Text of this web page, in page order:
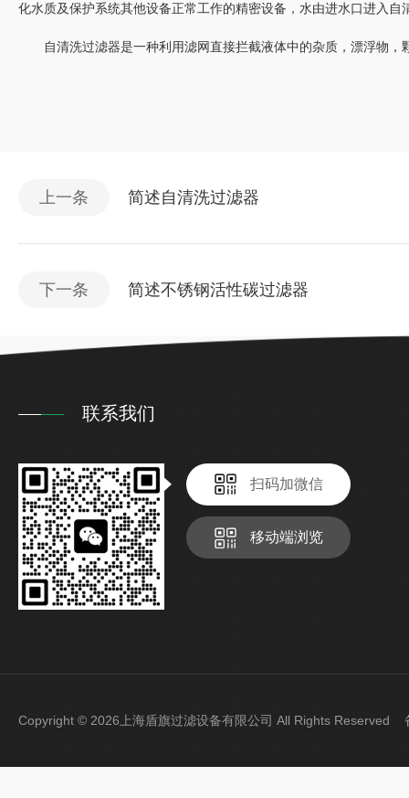
化水质及保护系统其他设备正常工作的精密设备，水由进水口进入
自清洗过滤器是一种利用滤网直接拦截液体中的杂质，漂浮物，
上一条 简述自清洗过滤器
下一条 简述不锈钢活性碳过滤器
联系我们
扫码加微信
移动端浏览
Copyright © 2026上海盾旗过滤设备有限公司 All Rights Reserved